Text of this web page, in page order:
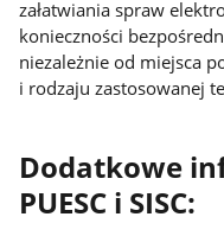
załatwiania spraw
konieczności
niezależnie od miejsca
i rodzaju zastosowanej
Dodatkowe
PUESC i SISC: